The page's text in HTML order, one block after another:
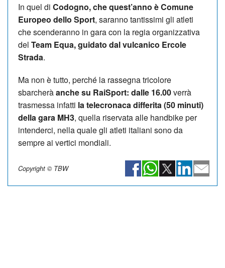
In quel di Codogno, che quest’anno è Comune
Europeo dello Sport, saranno tantissimi gli atleti
che scenderanno in gara con la regia organizzativa
del Team Equa, guidato dal vulcanico Ercole
Strada.
Ma non è tutto, perché la rassegna tricolore
sbarcheràanche su RaiSport: dalle 16.00verrà
trasmessa infatti la telecronaca differita (50 minuti)
della gara MH3, quella riservata alle handbike per
intenderci, nella quale gli atleti italiani sono da
sempre ai vertici mondiali.
Copyright © TBW